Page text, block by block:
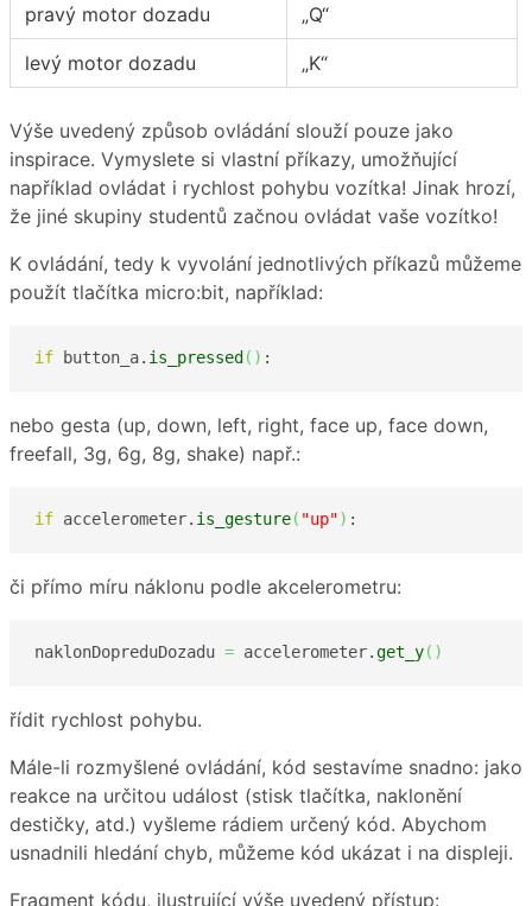
pravý motor dozadu „Q“
levý motor dozadu „K“
Výše uvedený způsob ovládání slouží pouze jako
inspirace. Vymyslete si vlastní příkazy, umožňující
například ovládat i rychlost pohybu vozítka! Jinak hrozí,
že jiné skupiny studentů začnou ovládat vaše vozítko!
K ovládání, tedy k vyvolání jednotlivých příkazů můžeme
použít tlačítka micro:bit, například:
if button_a. is_pressed ( ) :
nebo gesta (up, down, left, right, face up, face down,
freefall, 3g, 6g, 8g, shake) např.:
if accelerometer. is_gesture( "up") :
či přímo míru náklonu podle akcelerometru:
naklonDopreduDozadu = accelerometer.get_y( )
řídit rychlost pohybu.
Mále-li rozmyšlené ovládání, kód sestavíme snadno: jako
reakce na určitou událost (stisk tlačítka, naklonění
destičky, atd.) vyšleme rádiem určený kód. Abychom
usnadnili hledání chyb, můžeme kód ukázat i na displeji.
Fragment kódu, ilustrující výše uvedený přístup: